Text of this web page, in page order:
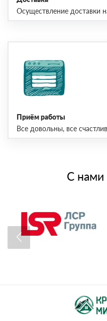
Осуществление доставки
Приём работы
Все довольны, все
С нами